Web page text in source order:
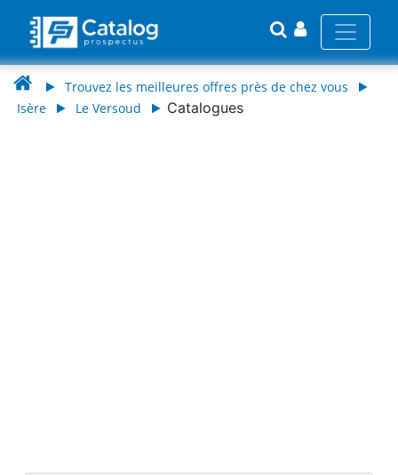
Trouvez les meilleures offres près de chez vous
Isère
Le Versoud Catalogues